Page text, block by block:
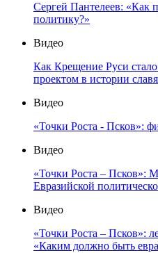
Сергей Пантелеев: «Как
политику?»
Видео
Как Крещение Руси
проектом в истории
Видео
«Точки Роста - Псков»:
Видео
«Точки Роста – Псков»:
Евразийской
Видео
«Точки Роста – Псков»:
«Каким должно быть